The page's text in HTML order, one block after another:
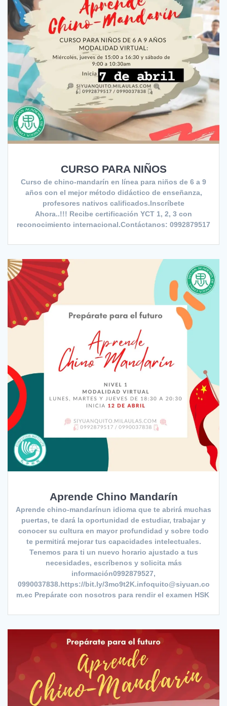
CURSO PARA NIÑOS
Curso de chino-mandarín en línea para niños de 6 a 9
años con el mejor método didáctico de enseñanza,
profesores nativos calificados.Inscríbete
Ahora..!!! Recibe certificación YCT 1, 2, 3 con
reconocimiento internacional.Contáctanos: 0992879517
Aprende Chino Mandarín
Aprende chino-mandarínun idioma que te abrirá muchas
puertas, te dará la oportunidad de estudiar, trabajar y
conocer su cultura en mayor profundidad y sobre todo
te permitirá mejorar tus capacidades intelectuales.
Tenemos para ti un nuevo horario ajustado a tus
necesidades, escríbenos y solicita más
información0992879527,
0990037838.https://bit.ly/3mo9t2K.infoquito@siyuan.co
m.ec Prepárate con nosotros para rendir el examen HSK